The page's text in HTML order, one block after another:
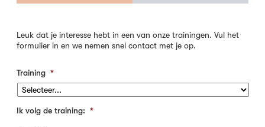
Leuk dat je interesse hebt in een van onze trainingen. Vul het
formulier in en we nemen snel contact met je op.
Training *
Ik volg de training: *